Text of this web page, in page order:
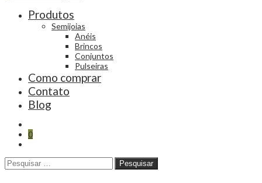
Produtos
Semijoias
Anéis
Brincos
Conjuntos
Pulseiras
Como comprar
Contato
Blog
0
Pesquisar Pesquisar